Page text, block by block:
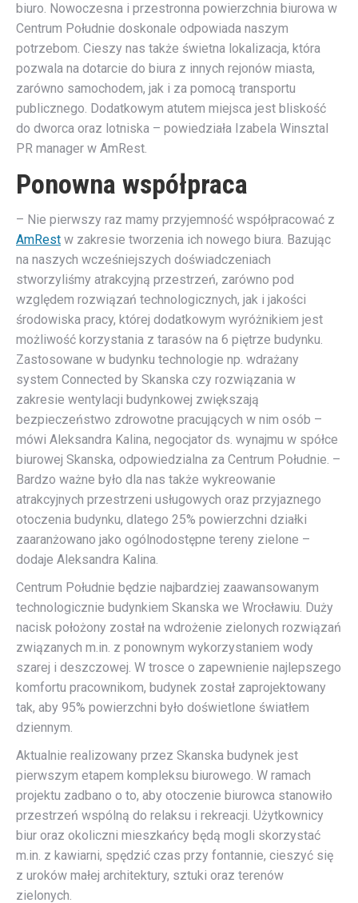
biuro. Nowoczesna i przestronna powierzchnia biurowa w
Centrum Południe doskonale odpowiada naszym
potrzebom. Cieszy nas także świetna lokalizacja, która
pozwala na dotarcie do biura z innych rejonów miasta,
zarówno samochodem, jak i za pomocą transportu
publicznego. Dodatkowym atutem miejsca jest bliskość
do dworca oraz lotniska – powiedziała Izabela Winsztal
PR manager w AmRest.
Ponowna współpraca
– Nie pierwszy raz mamy przyjemność współpracować z
AmRest w zakresie tworzenia ich nowego biura. Bazując
na naszych wcześniejszych doświadczeniach
stworzyliśmy atrakcyjną przestrzeń, zarówno pod
względem rozwiązań technologicznych, jak i jakości
środowiska pracy, której dodatkowym wyróżnikiem jest
możliwość korzystania z tarasów na 6 piętrze budynku.
Zastosowane w budynku technologie np. wdrażany
system Connected by Skanska czy rozwiązania w
zakresie wentylacji budynkowej zwiększają
bezpieczeństwo zdrowotne pracujących w nim osób –
mówi Aleksandra Kalina, negocjator ds. wynajmu w spółce
biurowej Skanska, odpowiedzialna za Centrum Południe. –
Bardzo ważne było dla nas także wykreowanie
atrakcyjnych przestrzeni usługowych oraz przyjaznego
otoczenia budynku, dlatego 25% powierzchni działki
zaaranżowano jako ogólnodostępne tereny zielone –
dodaje Aleksandra Kalina.
Centrum Południe będzie najbardziej zaawansowanym
technologicznie budynkiem Skanska we Wrocławiu. Duży
nacisk położony został na wdrożenie zielonych rozwiązań
związanych m.in. z ponownym wykorzystaniem wody
szarej i deszczowej. W trosce o zapewnienie najlepszego
komfortu pracownikom, budynek został zaprojektowany
tak, aby 95% powierzchni było doświetlone światłem
dziennym.
Aktualnie realizowany przez Skanska budynek jest
pierwszym etapem kompleksu biurowego. W ramach
projektu zadbano o to, aby otoczenie biurowca stanowiło
przestrzeń wspólną do relaksu i rekreacji. Użytkownicy
biur oraz okoliczni mieszkańcy będą mogli skorzystać
m.in. z kawiarni, spędzić czas przy fontannie, cieszyć się
z uroków małej architektury, sztuki oraz terenów
zielonych.